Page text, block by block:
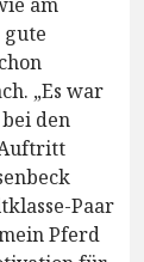
„Es war
den
Paar
Pferd